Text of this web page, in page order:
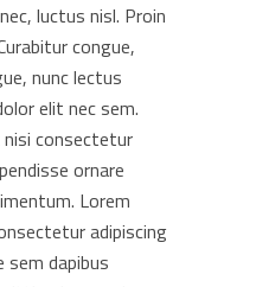
luctus nisl. Proin
congue,
nunc lectus
elit nec sem.
nisi consectetur
ornare
Lorem
adipiscing
dapibus